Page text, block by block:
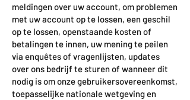
meldingen over uw account, om problemen
met uw account op te lossen, een geschil
op te lossen, openstaande kosten of
betalingen te innen, uw mening te peilen
via enquêtes of vragenlijsten, updates
over ons bedrijf te sturen of wanneer dit
nodig is om onze gebruikersovereenkomst,
toepasselijke nationale wetgeving en